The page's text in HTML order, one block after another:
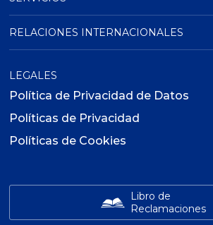
RELACIONES INTERNACIONALES
LEGALES
Política de Privacidad de Datos
Políticas de Privacidad
Políticas de Cookies
Libro de
Reclamaciones